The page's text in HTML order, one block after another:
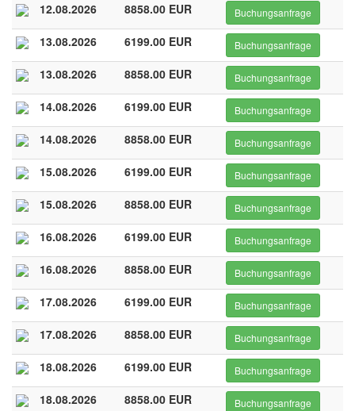
12.08.2026 8858.00 EUR Buchungsanfrage
13.08.2026 6199.00 EUR Buchungsanfrage
13.08.2026 8858.00 EUR Buchungsanfrage
14.08.2026 6199.00 EUR Buchungsanfrage
14.08.2026 8858.00 EUR Buchungsanfrage
15.08.2026 6199.00 EUR Buchungsanfrage
15.08.2026 8858.00 EUR Buchungsanfrage
16.08.2026 6199.00 EUR Buchungsanfrage
16.08.2026 8858.00 EUR Buchungsanfrage
17.08.2026 6199.00 EUR Buchungsanfrage
17.08.2026 8858.00 EUR Buchungsanfrage
18.08.2026 6199.00 EUR Buchungsanfrage
18.08.2026 8858.00 EUR Buchungsanfrage